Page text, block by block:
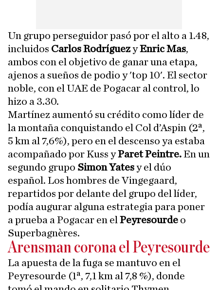
Un grupo perseguidor pasó por el alto a 1.48,
incluidos Carlos RodríguezyEnric Mas,
ambos con el objetivo de ganar una etapa,
ajenos a sueños de podio y 'top 10'. El sector
noble, con el UAE de Pogacar al control, lo
hizo a 3.30.
Martínez aumentó su crédito como líder de
la montaña conquistando el Col d’Aspin (2ª,
5 km al 7,6%), pero en el descenso ya estaba
acompañado por Kuss yParet Peintre.En un
segundo grupo Simon Yatesy el dúo
español. Los hombres de Vingegaard,
repartidos por delante del grupo del líder,
podía augurar alguna estrategia para poner
a prueba a Pogacar en el Peyresourde o
Superbagnères.
Arensman corona el Peyresourde
La apuesta de la fuga se mantuvo en el
Peyresourde (1ª, 7,1 km al 7,8 %), donde